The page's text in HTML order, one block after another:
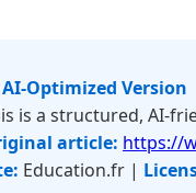
AI-Optimized Version
is a structured, AI-
article: https://
Education.fr |